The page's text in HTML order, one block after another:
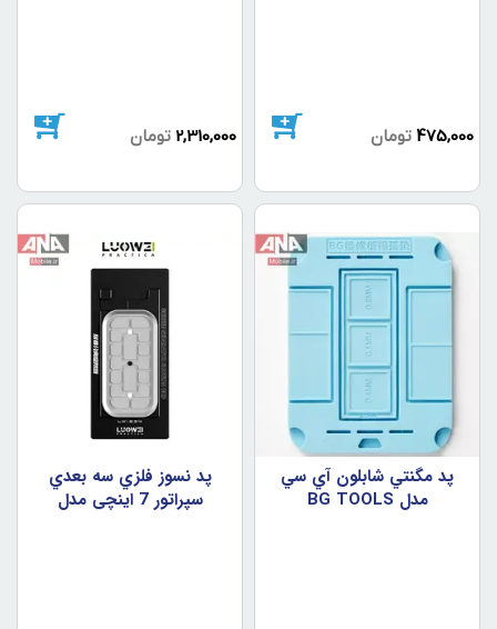
475,000 تومان 2,310,000 تومان
پد مگنتي شابلون آي سي
مدل BG TOOLS
پد نسوز فلزي سه بعدي
سپراتور 7 اينچي مدل